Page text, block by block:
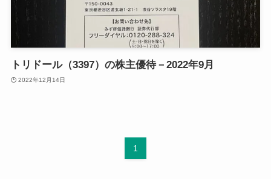
トリドール（3397）の株主優待－2022年9月
2022年12月14日
1